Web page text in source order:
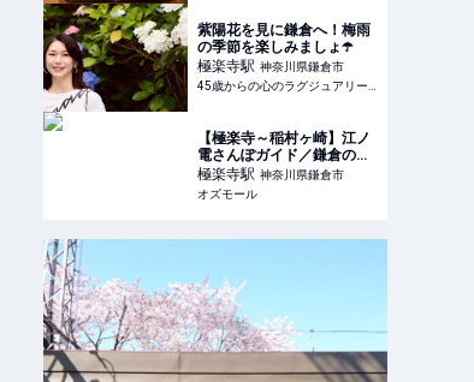
紫陽花を見に鎌倉へ！梅雨
の季節を楽しみましょ☂️
極楽寺駅 神奈川県鎌倉市
45歳からの心のラグジュアリーメディア
【極楽寺～稲村ヶ崎】江ノ
電さんぽガイド／鎌倉のロ
ーカルな街並みに溶け込
む、洋菓子店などの名店を
極楽寺駅 神奈川県鎌倉市
オズモール